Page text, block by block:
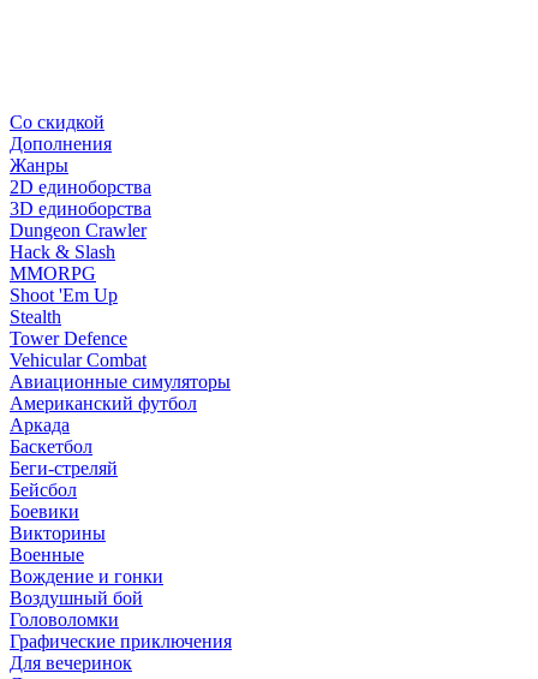
Со скидкой
Дополнения
Жанры
2D единоборства
3D единоборства
Dungeon Crawler
Hack & Slash
MMORPG
Shoot 'Em Up
Stealth
Tower Defence
Vehicular Combat
Авиационные симуляторы
Американский футбол
Аркада
Баскетбол
Беги-стреляй
Бейсбол
Боевики
Викторины
Военные
Вождение и гонки
Воздушный бой
Головоломки
Графические приключения
Для вечеринок